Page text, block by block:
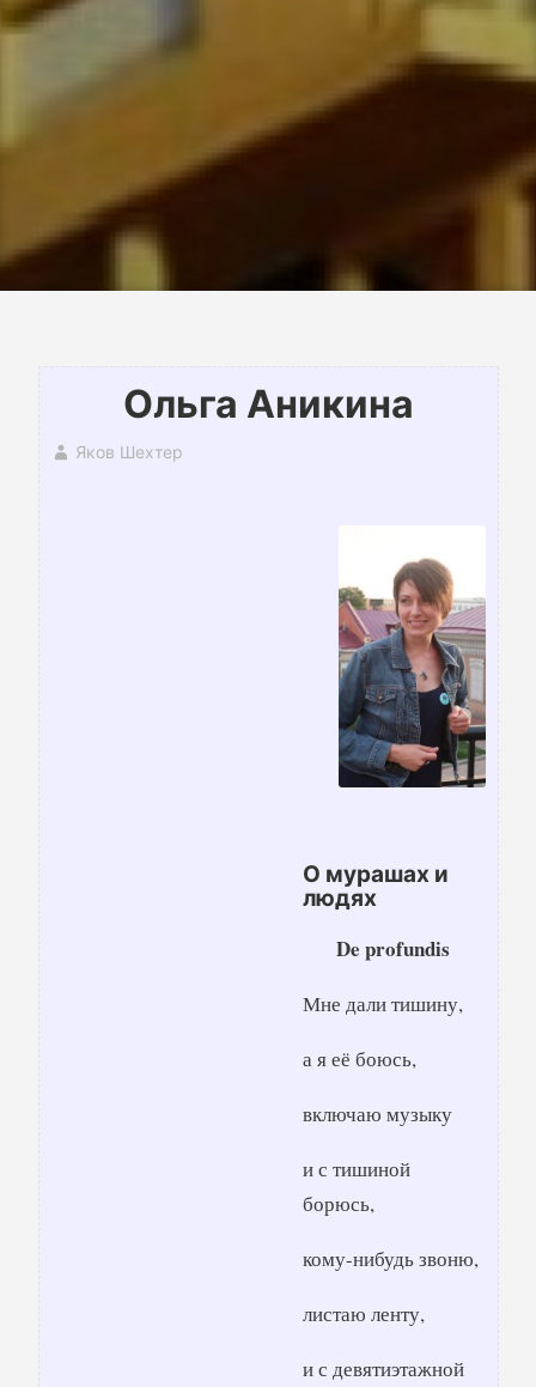
Ольга Аникина
Яков Шехтер
О мурашах и
людях
De profundis
Мне дали тишину,
а я её боюсь,
включаю музыку
и с тишиной
борюсь,
кому-нибудь звоню,
листаю ленту,
и с девятиэтажной